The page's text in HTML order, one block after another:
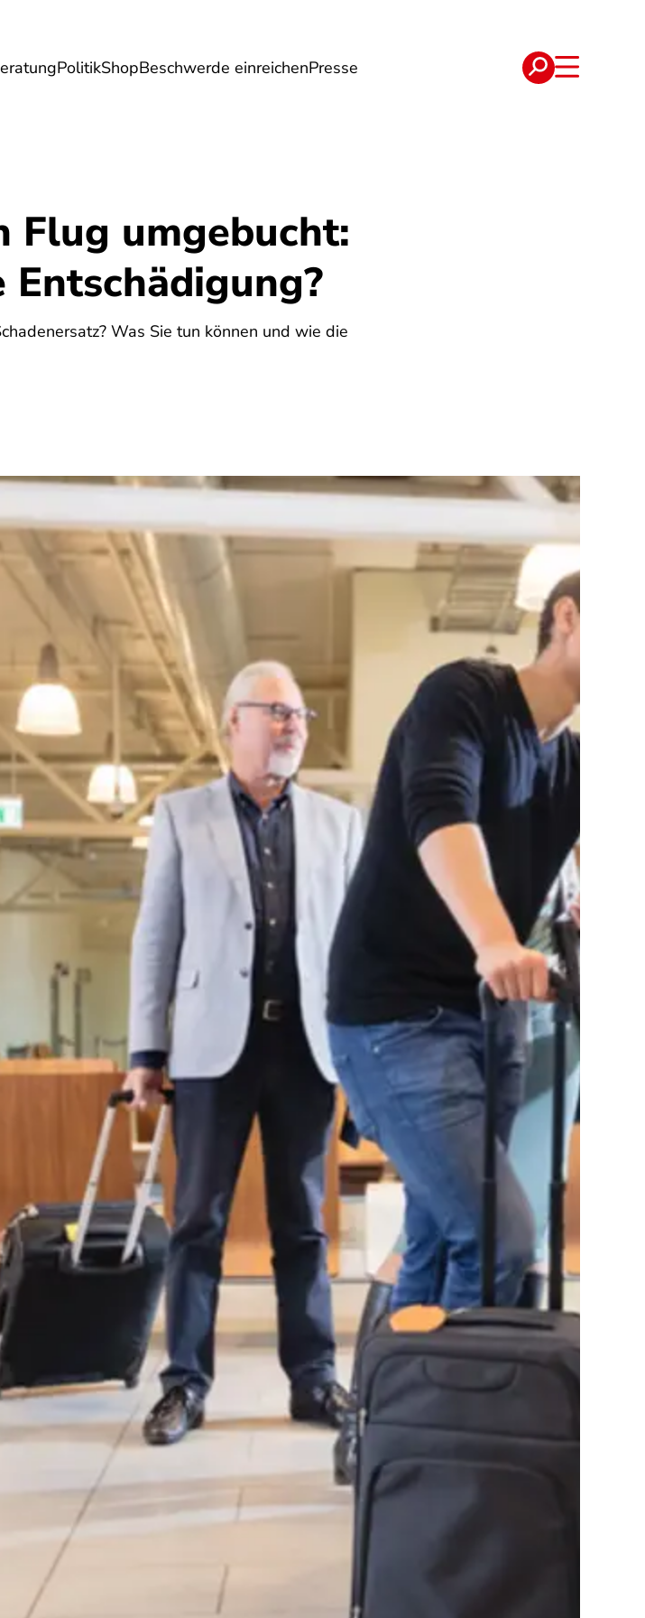
PolitikShopBeschwerde einreichenPresse
Energie Reise Verträge
Flug umgebucht:
Entschädigung?
Was Sie tun können und wie die